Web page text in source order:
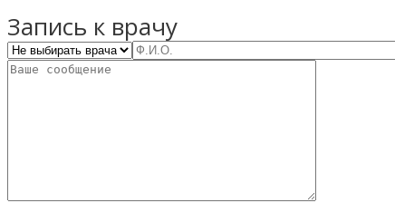
Запись к врачу